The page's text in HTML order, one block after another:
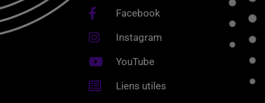
Facebook
Instagram
YouTube
Liens utiles